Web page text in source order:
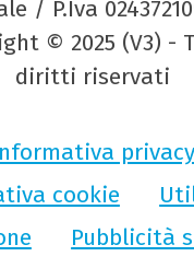
/ P.Iva
© 2025 (V3) -
diritti riservati
privacy
cookie
Pubblicità